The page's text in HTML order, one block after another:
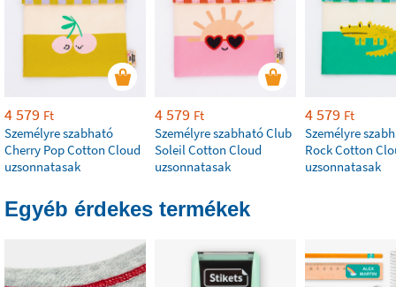
4 579 Ft
Személyre szabható
Cherry Pop Cotton Cloud
uzsonnatasak
4 579 Ft
Személyre szabható Club
Soleil Cotton Cloud
uzsonnatasak
4 579 Ft
Személyre
Rock Cotton
uzsonnatasak
Egyéb érdekes termékek